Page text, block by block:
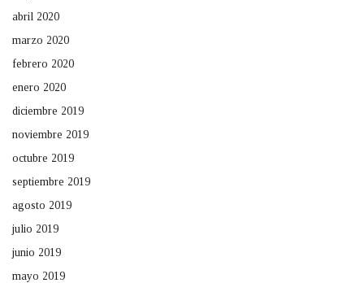
abril 2020
marzo 2020
febrero 2020
enero 2020
diciembre 2019
noviembre 2019
octubre 2019
septiembre 2019
agosto 2019
julio 2019
junio 2019
mayo 2019